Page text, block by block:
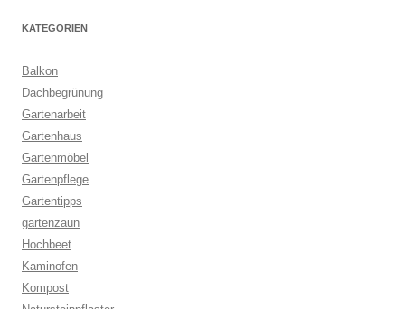
KATEGORIEN
Balkon
Dachbegrünung
Gartenarbeit
Gartenhaus
Gartenmöbel
Gartenpflege
Gartentipps
gartenzaun
Hochbeet
Kaminofen
Kompost